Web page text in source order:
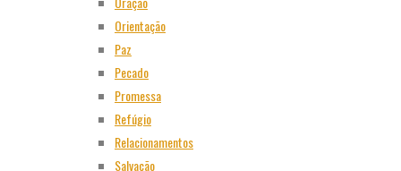
Orientação
Paz
Pecado
Promessa
Refúgio
Relacionamentos
Salvação